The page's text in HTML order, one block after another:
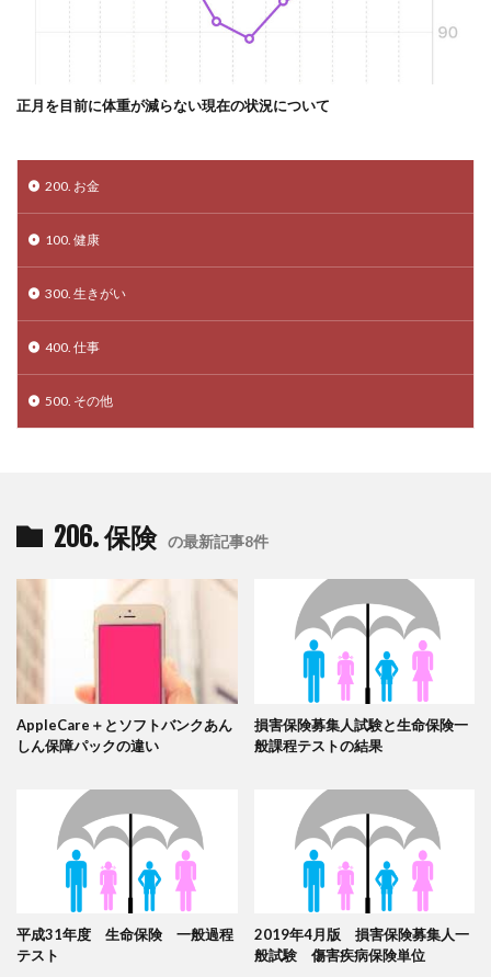
正月を目前に体重が減らない現在の状況について
200. お金
100. 健康
300. 生きがい
400. 仕事
500. その他
206. 保険 の最新記事8件
AppleCare＋とソフトバンクあん
しん保障パックの違い
損害保険募集人試験と生命保険一
般課程テストの結果
平成31年度 生命保険 一般過程
テスト
2019年4月版 損害保険募集人一
般試験 傷害疾病保険単位